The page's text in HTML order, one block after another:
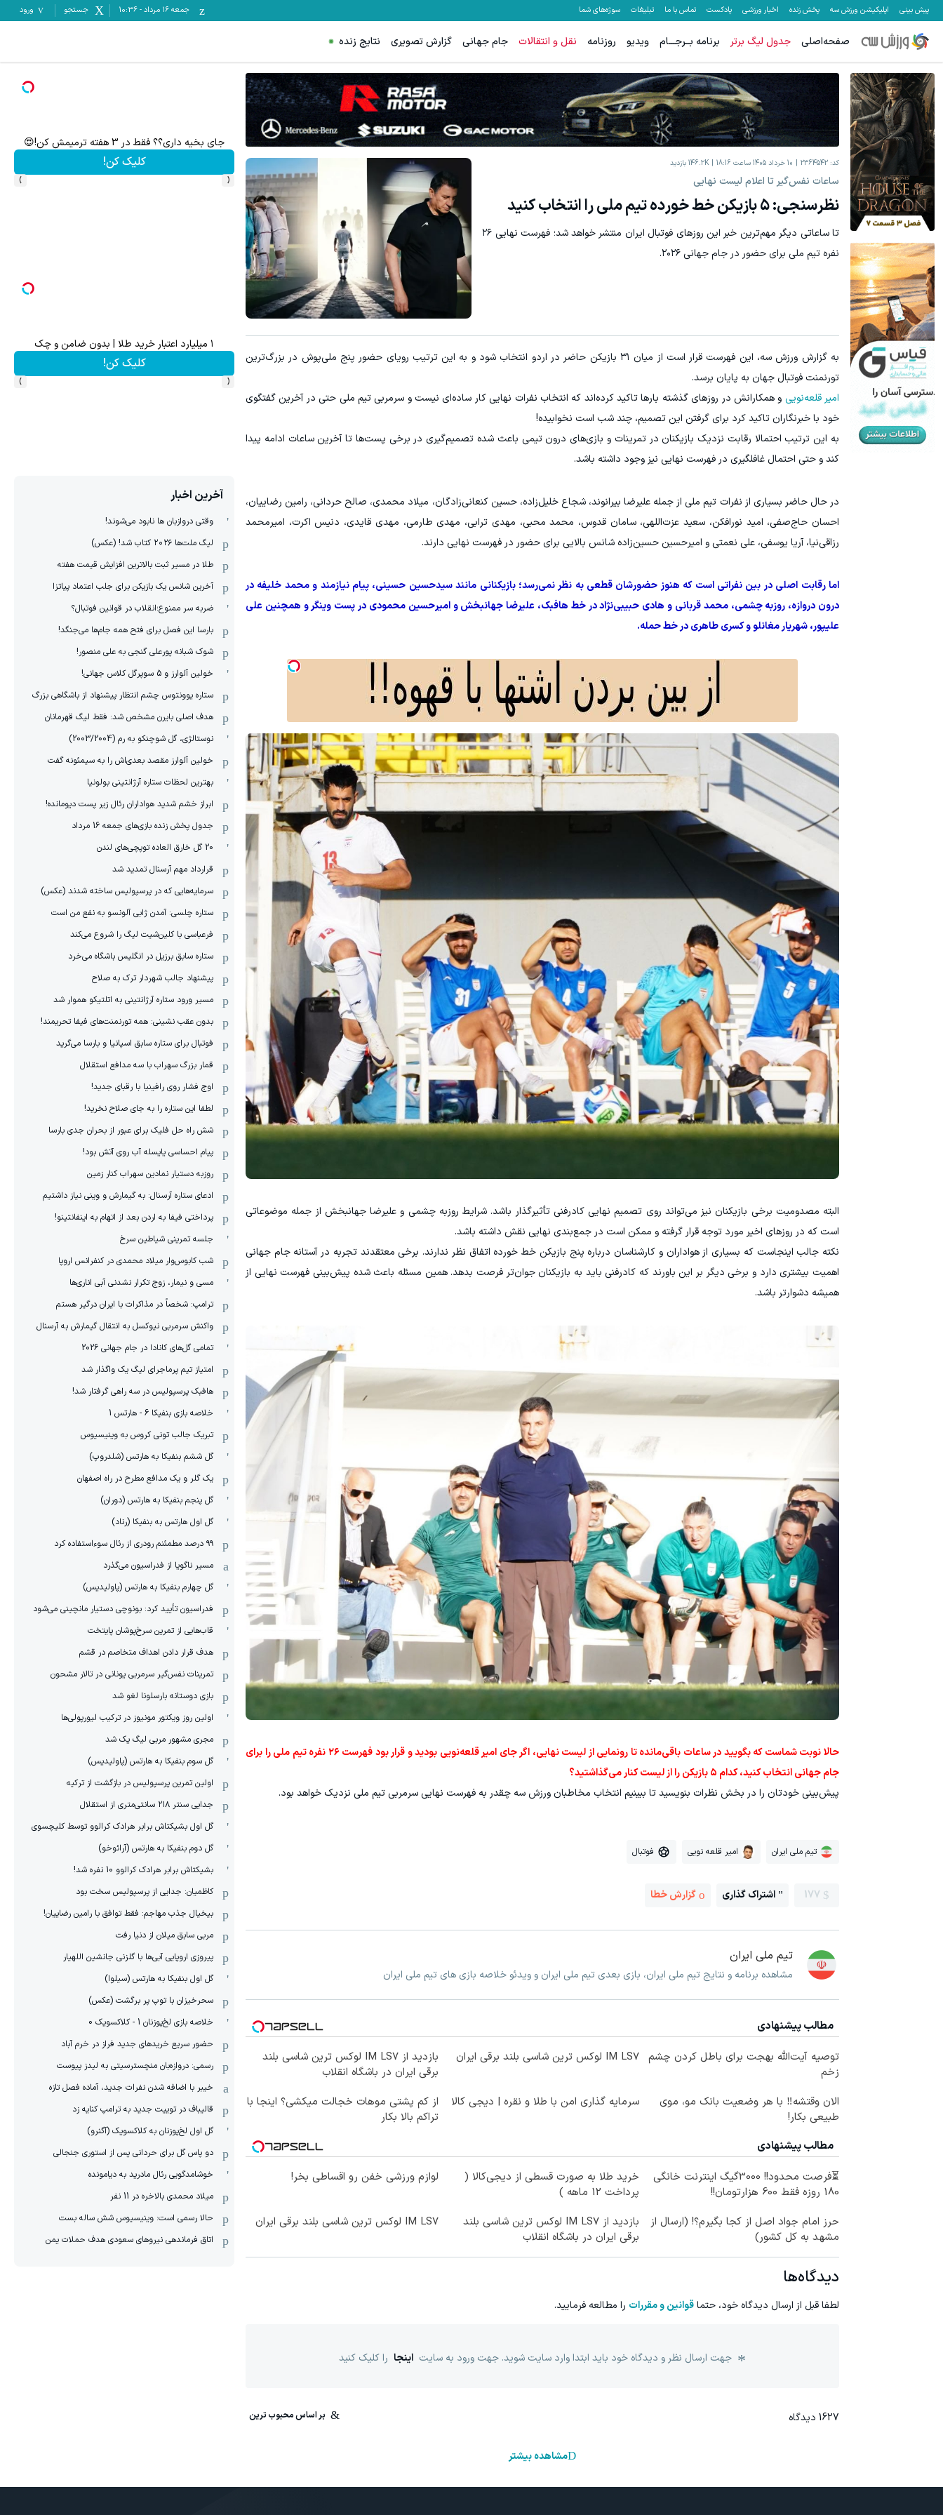
پیش بینی اپلیکیشن ورزش سه پخش زنده اخبار ورزشی پادکست تماس با ما تبلیغات سوژه‌های شما جمعه ۱۶ مرداد -
10:36 جستجو ورود
صفحه‌اصلی جدول لیگ برتر برنامه بــرجـــام ویدیو روزنامه نقل و انتقالات جام جهانی گزارش تصویری نتایج زنده
کد: 2364542 10 خرداد 1405 ساعت 18:16 146.2K بازدید
ساعات نفس‌گیر تا اعلام لیست نهایی
نظرسنجی: ۵ بازیکن خط خورده تیم ملی را انتخاب کنید
تا ساعاتی دیگر مهم‌ترین خبر این روزهای فوتبال ایران منتشر خواهد شد؛ فهرست نهایی ۲۶
نفره تیم ملی برای حضور در جام جهانی ۲۰۲۶.
به گزارش ورزش سه، این فهرست قرار است از میان ۳۱ بازیکن حاضر در اردو انتخاب شود و به این ترتیب رویای حضور پنج ملی‌پوش در بزرگ‌ترین
تورنمنت فوتبال جهان به پایان برسد.
امیر قلعه‌نویی و همکارانش در روزهای گذشته بارها تاکید کرده‌اند که انتخاب نفرات نهایی کار ساده‌ای نیست و سرمربی تیم ملی حتی در آخرین گفتگوی
خود با خبرنگاران تاکید کرد برای گرفتن این تصمیم، چند شب است نخوابیده!
به این ترتیب احتمالا رقابت نزدیک بازیکنان در تمرینات و بازی‌های درون‌ تیمی باعث شده تصمیم‌گیری در برخی پست‌ها تا آخرین ساعات ادامه پیدا
کند و حتی احتمال غافلگیری در فهرست نهایی نیز وجود داشته باشد.
در حال حاضر بسیاری از نفرات تیم ملی از جمله علیرضا بیرانوند، شجاع خلیل‌زاده، حسین کنعانی‌زادگان، میلاد محمدی، صالح حردانی، رامین رضاییان،
احسان حاج‌صفی، امید نورافکن، سعید عزت‌اللهی، سامان قدوس، محمد محبی، مهدی ترابی، مهدی طارمی، مهدی قایدی، دنیس اکرت، امیرمحمد
رزاقی‌نیا، آریا یوسفی، علی نعمتی و امیرحسین حسین‌زاده شانس بالایی برای حضور در فهرست نهایی دارند.
اما رقابت اصلی در بین نفراتی است که هنوز حضورشان قطعی به نظر نمی‌رسد؛ بازیکنانی مانند سیدحسین حسینی، پیام نیازمند و محمد خلیفه در
درون دروازه، روزبه چشمی، محمد قربانی و هادی حبیبی‌نژاد در خط هافبک، علیرضا جهانبخش و امیرحسین محمودی در پست وینگر و همچنین علی
علیپور، شهریار مغانلو و کسری طاهری در خط حمله.
البته مصدومیت برخی بازیکنان نیز می‌تواند روی تصمیم نهایی کادرفنی تأثیرگذار باشد. شرایط روزبه چشمی و علیرضا جهانبخش از جمله موضوعاتی
است که در روزهای اخیر مورد توجه قرار گرفته و ممکن است در جمع‌بندی نهایی نقش داشته باشد.
نکته جالب اینجاست که بسیاری از هواداران و کارشناسان درباره پنج بازیکن خط‌ خورده اتفاق نظر ندارند. برخی معتقدند تجربه در آستانه جام جهانی
اهمیت بیشتری دارد و برخی دیگر بر این باورند که کادرفنی باید به بازیکنان جوان‌تر فرصت بدهد. همین مسئله باعث شده پیش‌بینی فهرست نهایی از
همیشه دشوارتر باشد.
حالا نوبت شماست که بگویید در ساعات باقی‌مانده تا رونمایی از لیست نهایی، اگر جای امیر قلعه‌نویی بودید و قرار بود فهرست ۲۶ نفره تیم ملی را برای
جام جهانی انتخاب کنید، کدام ۵ بازیکن را از لیست کنار می‌گذاشتید؟
پیش‌بینی خودتان را در بخش نظرات بنویسید تا ببینیم انتخاب مخاطبان ورزش سه چقدر به فهرست نهایی سرمربی تیم ملی نزدیک خواهد بود.
تیم ملی ایران امیر قلعه نویی فوتبال
177 اشتراک گذاری گزارش خطا
تیم ملی ایران
مشاهده برنامه و نتایج تیم ملی ایران، بازی بعدی تیم ملی ایران و ویدئو خلاصه بازی های تیم ملی ایران
مطالب پیشنهادی
توصیه آیت‌الله بهجت برای باطل کردن چشم
زخم
IM LS7 لوکس ترین شاسی بلند برقی ایران
بازدید از IM LS7 لوکس ترین شاسی بلند
برقی ایران در باشگاه انقلاب
الان وقتشه‼️ با هر وضعیت بانک مو، موی
طبیعی بکار!
سرمایه گذاری امن با طلا و نقره | دیجی کالا
از کم پشتی موهات خجالت میکشی؟ اینجا با
تراکم بالا بکار
مطالب پیشنهادی
⏳فرصت محدود!! 3000گیگ اینترنت خانگی
180 روزه فقط 600 هزارتومان!!
خرید طلا به صورت قسطی از دیجی‌کالا (
پرداخت 12 ماهه )
لوازم ورزشی خفن رو اقساطی بخر!
حرز امام جواد اصل از کجا بگیرم؟! (ارسال از
مشهد به کل کشور)
بازدید از IM LS7 لوکس ترین شاسی بلند
برقی ایران در باشگاه انقلاب
IM LS7 لوکس ترین شاسی بلند برقی ایران
دیدگاه‌ها
لطفا قبل از ارسال دیدگاه خود، حتماقوانین و مقررات را مطالعه فرمایید.
جهت ارسال نظر و دیدگاه خود باید ابتدا وارد سایت شوید. جهت ورود به سایت اینجا را کلیک کنید
1627 دیدگاه
مشاهده بیشتر
جای بخیه داری؟؟ فقط در 3 هفته ترمیمش کن!😍
کلیک کن!
‹
›
۱ میلیارد اعتبار خرید طلا | بدون ضامن و چک
کلیک کن!
‹
›
آخرین اخبار
وقتی دروازبان ها نابود می‌شوند!
لیگ ملت‌ها ٢٠٢۶ کتاب شد! (عکس)
طلا در مسیر ثبت بالاترین افزایش قیمت هفته
آخرین شانس یک بازیکن برای جلب اعتماد پیاتزا
ضربه سر ممنوع؛انقلاب در قوانین فوتبال؟
بارسا این فصل برای فتح همه جام‌ها می‌جنگد!
شوک شبانه پورعلی گنجی به علی منصور!
خولین آلوارز و 5 سوپرگل کلاس جهانی!
ستاره یوونتوس چشم انتظار پیشنهاد از باشگاهی بزرگ
هدف اصلی بایرن مشخص شد: فقط لیگ قهرمانان
نوستالژی، گل شوچنکو به رم (2003/2004)
خولین آلوارز مقصد بعدی‌اش را به سیمئونه گفت
بهترین لحظات ستاره آرژانتینی بولونیا
ابراز خشم شدید هواداران رئال زیر پست دیومانده!
جدول پخش زنده بازی‌های جمعه 16 مرداد
20 گل خارق العاده توپچی‌های لندن
قرارداد مهم آرسنال تمدید شد
سرمایه‌هایی که در پرسپولیس ساخته شدند (عکس)
ستاره چلسی: آمدن ژابی آلونسو به نفع من است
فرعباسی با کلین‌شیت لیگ را شروع می‌کند
ستاره سابق برزیل در انگلیس باشگاه می‌خرد
پیشنهاد جالب شهردار ترک به صلاح
مسیر ورود ستاره آرژانتینی به اتلتیکو هموار شد
بدون عقب نشینی: همه تورنمنت‌های فیفا تحریمند!
فوتبال برای ستاره سابق اسپانیا و بارسا می‌گرید
قمار بزرگ سهراب با سه مدافع استقلال
اوج فشار روی رافینیا با رقبای جدید!
لطفا این ستاره را به جای صلاح نخرید!
شش راه حل فلیک برای عبور از بحران جدی بارسا
پیام احساسی یایسله آب روی آتش بود!
روزبه دستیار نمادین سهراب کنار زمین
ادعای ستاره آرسنال: به گیمارش و وینی نیاز داشتیم
پرداختی فیفا به اردن بعد از اتهام به اینفانتینو!
جلسه تمرینی شیاطین سرخ
شب کابوس‌وار میلاد محمدی در کنفرانس اروپا
مسی و نیمار، زوج تکرار نشدنی آبی اناری‌ها
ترامپ: شخصاً در مذاکرات با ایران درگیر هستم
واکنش سرمربی نیوکسل به انتقال گیمارش به آرسنال
تمامی گل‌های کانادا در جام جهانی 2026
امتیاز تیم پرماجرای لیگ یک واگذار شد
هافبک پرسپولیس در سه راهی گرفتار شد!
خلاصه بازی بنفیکا 6 - هارتس 1
تبریک جالب تونی کروس به وینیسیوس
گل ششم بنفیکا به هارتس (شلدروپ)
یک گلر و یک مدافع مطرح در راه اصفهان
گل پنجم بنفیکا به هارتس (دوران)
گل اول هارتس به بنفیکا (رناد)
۹۹ درصد مطمئنم رودری از رئال سوءاستفاده کرد
مسیر ناگویا از فدراسیون می‌گذرد
گل چهارم بنفیکا به هارتس (پاولیدیس)
فدراسیون تأیید کرد: بونوچی دستیار مانچینی می‌شود
قاب‌هایی از تمرین سرخ‌پوشان پایتخت
هدف قرار دادن اهداف متخاصم در قشم
‏تمرینات نفس‌گیر سرمربی یونانی در تالار مشحون
بازی دوستانه بارسلونا لغو شد
اولین روز ویکتور مونیوز در ترکیب لیورپولی‌ها
مجری مشهور مربی لیگ یک شد
گل سوم بنفیکا به هارتس (پاولیدیس)
اولین تمرین پرسپولیس در بازگشت از ترکیه
جدایی سنتر ۲۱۸ سانتی‌متری از استقلال
گل اول بشیکتاش برابر هرادک کرالوو توسط کلیچسوی
گل دوم بنفیکا به هارتس (آرائوخو)
بشیکتاش برابر هرادک کرالوو 10 نفره شد!
کاظمیان: جدایی از پرسپولیس سخت بود
بیخیال جذب مهاجم: فقط توافق با رامین رضاییان!
مربی سابق میلان از دنیا رفت
پیروزی اروپایی آبی‌ها با گلزنی جانشین اللهیار
گل اول بنفیکا به هارتس (سیلوا)
سحرخیزان با توپ پر برگشت (عکس)
خلاصه بازی لخ‌پوزنان 1 - کلاکسویک 0
حضور سریع خریدهای جدید فراز در خرم آباد
رسمی: دروازه‌بان منچسترسیتی به لیدز پیوست
خیبر با اضافه شدن نفرات جدید، آماده فصل تازه
قالیباف در توییت جدید به ترامپ کنایه زد
گل اول لخ‌پوزنان به کلاکسویک (آگنرو)
دو پاس گل برای حردانی پس از استوری جنجالی
خوشامدگویی رئال مادرید به دیامونده
میلاد محمدی بالاخره در 11 نفر
حالا رسمی است: وینیسیوس شش ساله بست
اتاق فرماندهی نیروهای سعودی هدف حملات یمن